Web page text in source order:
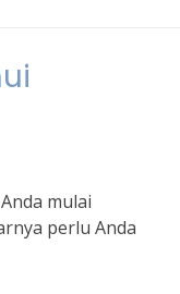
mulai
perlu Anda